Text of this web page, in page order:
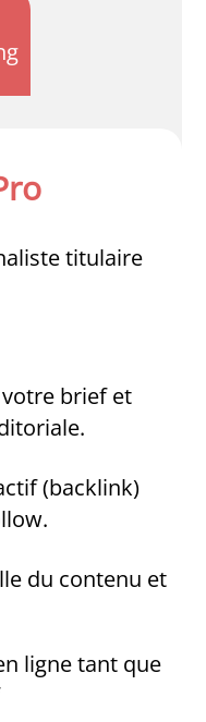
titulaire
brief et
(backlink)
du contenu et
ligne tant que